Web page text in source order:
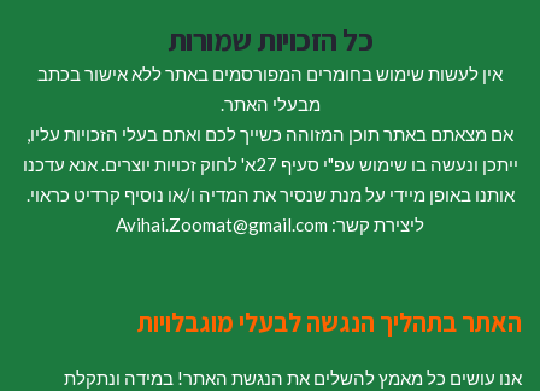
כל הזכויות שמורות
אין לעשות שימוש בחומרים המפורסמים באתר ללא אישור בכתב
מבעלי האתר.
אם מצאתם באתר תוכן המזוהה כשייך לכם ואתם בעלי הזכויות עליו,
ייתכן ונעשה בו שימוש עפ"י סעיף 27א' לחוק זכויות יוצרים. אנא עדכנו
אותנו באופן מיידי על מנת שנסיר את המדיה ו/או נוסיף קרדיט כראוי.
ליצירת קשר: Avihai.Zoomat@gmail.com
האתר בתהליך הנגשה לבעלי מוגבלויות
אנו עושים כל מאמץ להשלים את הנגשת האתר! במידה ונתקלת